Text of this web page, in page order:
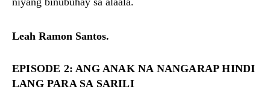
Leah Ramon Santos.
EPISODE 2: ANG ANAK NA NANGARAP HINDI
LANG PARA SA SARILI